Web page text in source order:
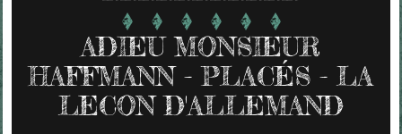
ADIEU MONSIEUR
HAFFMANN - PLACÉS - LA
LECON D'ALLEMAND